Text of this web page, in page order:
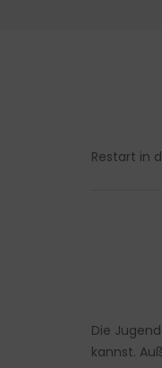
Restart in
Die
kannst.